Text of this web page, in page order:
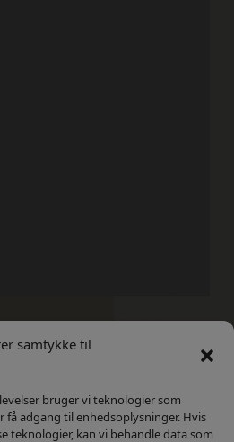
samtykke til
bruger vi teknologier som
adgang til enhedsoplysninger. Hvis
teknologier, kan vi behandle data som